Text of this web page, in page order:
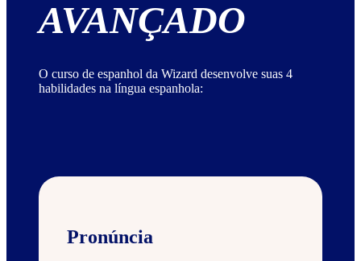
AVANÇADO
O curso de espanhol da Wizard desenvolve suas 4
habilidades na língua espanhola:
Pronúncia